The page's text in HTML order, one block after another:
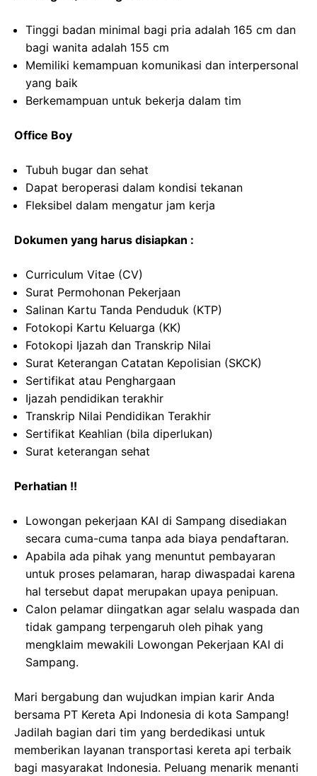
Tinggi badan minimal bagi pria adalah 165 cm dan
bagi wanita adalah 155 cm
Memiliki kemampuan komunikasi dan interpersonal
yang baik
Berkemampuan untuk bekerja dalam tim
Office Boy
Tubuh bugar dan sehat
Dapat beroperasi dalam kondisi tekanan
Fleksibel dalam mengatur jam kerja
Dokumen yang harus disiapkan :
Curriculum Vitae (CV)
Surat Permohonan Pekerjaan
Salinan Kartu Tanda Penduduk (KTP)
Fotokopi Kartu Keluarga (KK)
Fotokopi Ijazah dan Transkrip Nilai
Surat Keterangan Catatan Kepolisian (SKCK)
Sertifikat atau Penghargaan
Ijazah pendidikan terakhir
Transkrip Nilai Pendidikan Terakhir
Sertifikat Keahlian (bila diperlukan)
Surat keterangan sehat
Perhatian !!
Lowongan pekerjaan KAI di Sampang disediakan
secara cuma-cuma tanpa ada biaya pendaftaran.
Apabila ada pihak yang menuntut pembayaran
untuk proses pelamaran, harap diwaspadai karena
hal tersebut dapat merupakan upaya penipuan.
Calon pelamar diingatkan agar selalu waspada dan
tidak gampang terpengaruh oleh pihak yang
mengklaim mewakili Lowongan Pekerjaan KAI di
Sampang.
Mari bergabung dan wujudkan impian karir Anda
bersama PT Kereta Api Indonesia di kota Sampang!
Jadilah bagian dari tim yang berdedikasi untuk
memberikan layanan transportasi kereta api terbaik
bagi masyarakat Indonesia. Peluang menarik menanti